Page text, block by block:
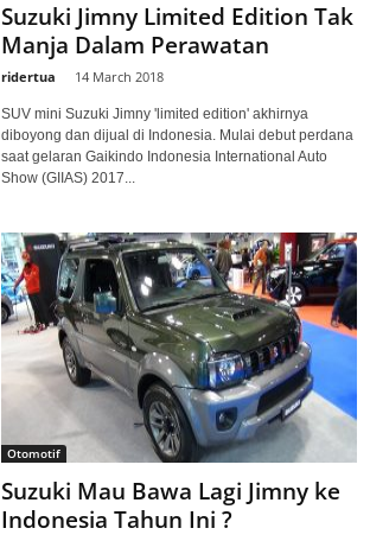
Suzuki Jimny Limited Edition Tak
Manja Dalam Perawatan
ridertua 14 March 2018
SUV mini Suzuki Jimny 'limited edition' akhirnya
diboyong dan dijual di Indonesia. Mulai debut perdana
saat gelaran Gaikindo Indonesia International Auto
Show (GIIAS) 2017...
Otomotif
Suzuki Mau Bawa Lagi Jimny ke
Indonesia Tahun Ini ?